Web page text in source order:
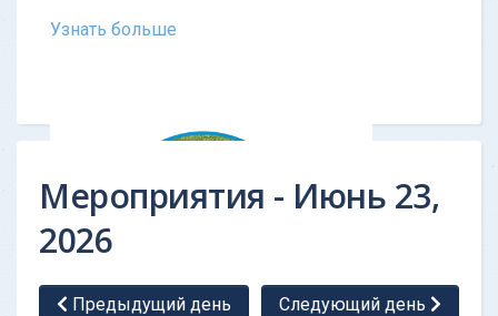
Узнать больше
Мероприятия - Июнь 23,
2026
Предыдущий день Следующий день